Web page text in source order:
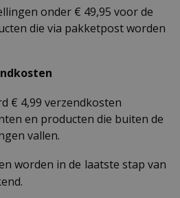
onder € 49,95 voor de
die via pakketpost worden
€ 4,99 verzendkosten
en producten die buiten de
vallen.
worden in de laatste stap van